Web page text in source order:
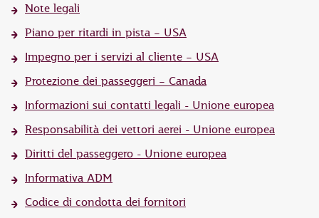
Note legali
Piano per ritardi in pista – USA
Impegno per i servizi al cliente – USA
Protezione dei passeggeri – Canada
Informazioni sui contatti legali - Unione europea
Responsabilità dei vettori aerei - Unione europea
Diritti del passeggero - Unione europea
Informativa ADM
Codice di condotta dei fornitori